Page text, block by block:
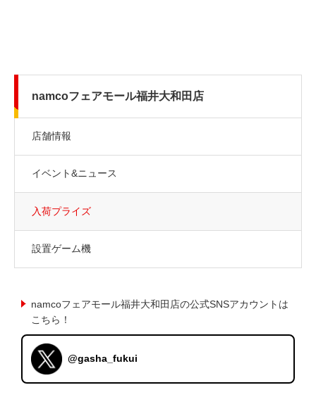
namcoフェアモール福井大和田店
店舗情報
イベント&ニュース
入荷プライズ
設置ゲーム機
namcoフェアモール福井大和田店の公式SNSアカウントは
こちら！
@gasha_fukui